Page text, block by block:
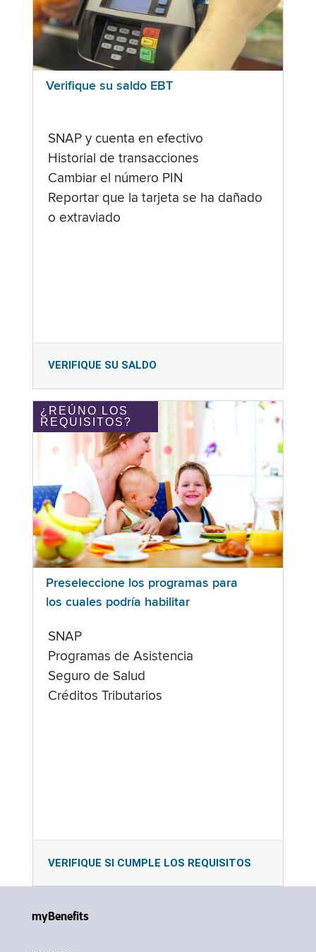
Verifique su saldo EBT
SNAP y cuenta en efectivo
Historial de transacciones
Cambiar el número PIN
Reportar que la tarjeta se ha dañado
o extraviado
VERIFIQUE SU SALDO
¿REÚNO LOS
REQUISITOS?
Preseleccione los programas para
los cuales podría habilitar
SNAP
Programas de Asistencia
Seguro de Salud
Créditos Tributarios
VERIFIQUE SI CUMPLE LOS REQUISITOS
myBenefits